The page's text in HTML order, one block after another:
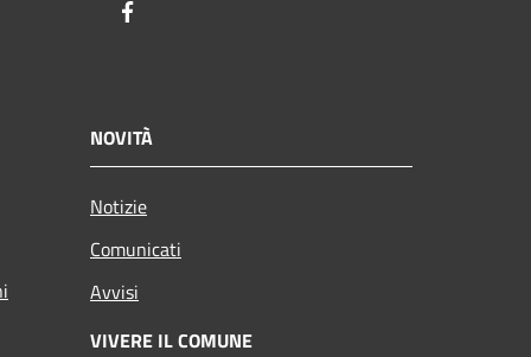
NOVITÀ
Notizie
Comunicati
Avvisi
VIVERE IL COMUNE